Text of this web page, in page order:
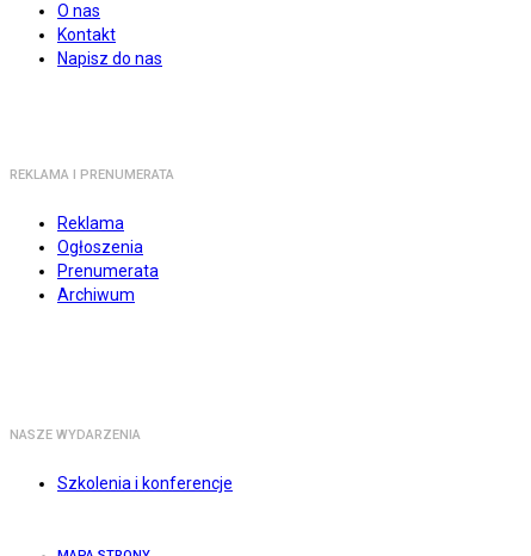
O nas
Kontakt
Napisz do nas
REKLAMA I PRENUMERATA
Reklama
Ogłoszenia
Prenumerata
Archiwum
NASZE WYDARZENIA
Szkolenia i konferencje